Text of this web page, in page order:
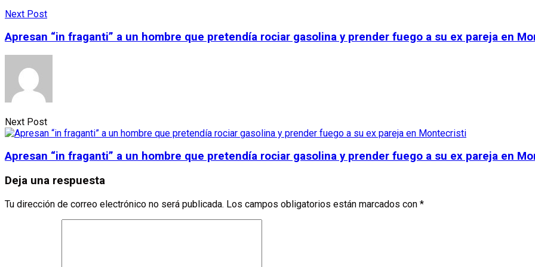
Next Post
Apresan “in fraganti” a un hombre que pretendía rociar gasolina y prender fuego a su ex pareja en
Next Post
Apresan “in fraganti” a un hombre que pretendía rociar gasolina y prender fuego a su ex pareja en
Deja una respuesta
Tu dirección de correo electrónico no será publicada. Los campos obligatorios están marcados con *